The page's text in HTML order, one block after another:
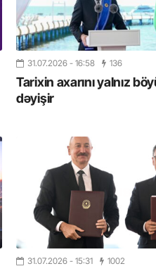
31.07.2026 - 16:58 136
Tarixin axarını yalnız
dəyişir
31.07.2026 - 15:31 1002